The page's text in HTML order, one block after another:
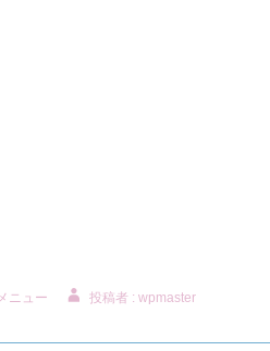
ニュー 投稿者 : wpmaster